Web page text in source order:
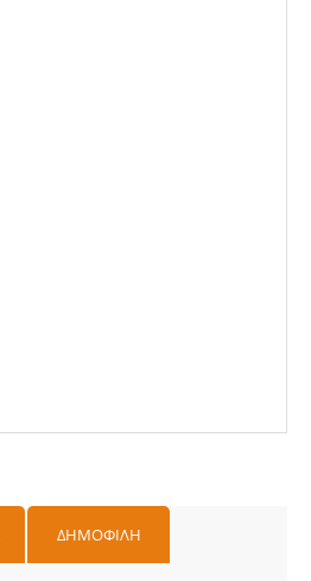
ΔΗΜΟΦΙΛΗ